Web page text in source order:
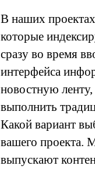
В наших
которые
сразу во время
интерфейса
новостную
выполнить
Какой вариант
вашего проекта.
выпускают